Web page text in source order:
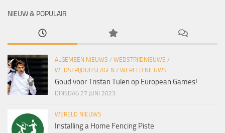
NIEUW & POPULAIR
ALGEMEEN NIEUWS / WEDSTRIJDNIEUWS /
WEDSTRIJDUITSLAGEN / WERELD NIEUWS
Goud voor Tristan Tulen op European Games!
DINSDAG 27 JUNI 2023
WERELD NIEUWS
Installing a Home Fencing Piste